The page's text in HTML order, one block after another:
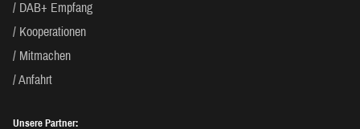
DAB+ Empfang
Kooperationen
Mitmachen
Anfahrt
Unsere Partner: